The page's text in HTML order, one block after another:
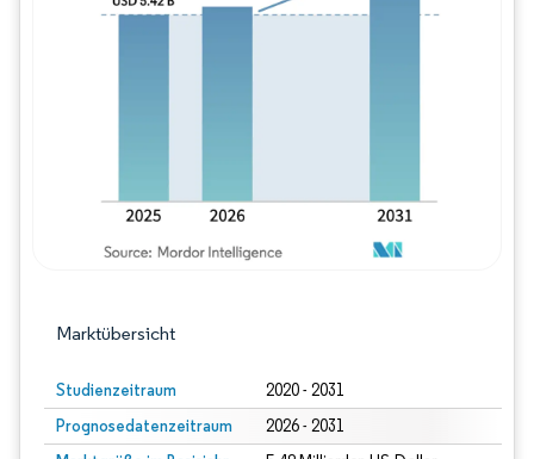
Marktübersicht
Studienzeitraum 2020 - 2031
Prognosedatenzeitraum 2026 - 2031